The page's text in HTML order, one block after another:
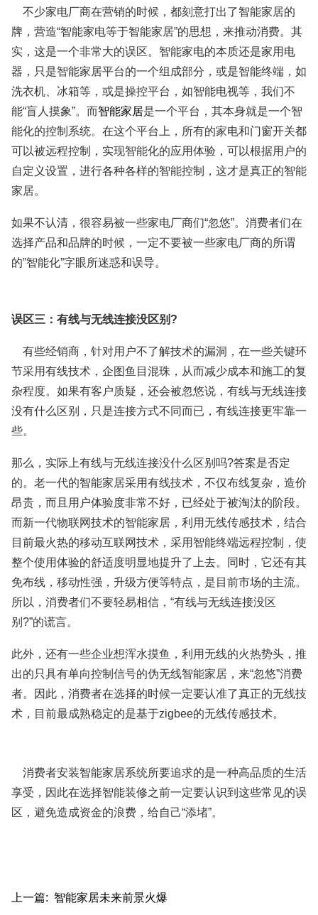
不少家电厂商在营销的时候，都刻意打出了智能家居的
牌，营造“智能家电等于智能家居”的思想，来推动消费。其
实，这是一个非常大的误区。智能家电的本质还是家用电
器，只是智能家居平台的一个组成部分，或是智能终端，如
洗衣机、冰箱等，或是操控平台，如智能电视等，我们不
能“盲人摸象”。而智能家居是一个平台，其本身就是一个智
能化的控制系统。在这个平台上，所有的家电和门窗开关都
可以被远程控制，实现智能化的应用体验，可以根据用户的
自定义设置，进行各种各样的智能控制，这才是真正的智能
家居。
如果不认清，很容易被一些家电厂商们“忽悠”。消费者们在
选择产品和品牌的时候，一定不要被一些家电厂商的所谓
的”智能化”字眼所迷惑和误导。
误区三：有线与无线连接没区别?
有些经销商，针对用户不了解技术的漏洞，在一些关键环
节采用有线技术，企图鱼目混珠，从而减少成本和施工的复
杂程度。如果有客户质疑，还会被忽悠说，有线与无线连接
没有什么区别，只是连接方式不同而已，有线连接更牢靠一
些。
那么，实际上有线与无线连接没什么区别吗?答案是否定
的。老一代的智能家居采用有线技术，不仅布线复杂，造价
昂贵，而且用户体验度非常不好，已经处于被淘汰的阶段。
而新一代物联网技术的智能家居，利用无线传感技术，结合
目前最火热的移动互联网技术，采用智能终端远程控制，使
整个使用体验的舒适度明显地提升了上去。同时，它还有其
免布线，移动性强，升级方便等特点，是目前市场的主流。
所以，消费者们不要轻易相信，“有线与无线连接没区
别?”的谎言。
此外，还有一些企业想浑水摸鱼，利用无线的火热势头，推
出的只具有单向控制信号的伪无线智能家居，来“忽悠”消费
者。因此，消费者在选择的时候一定要认准了真正的无线技
术，目前最成熟稳定的是基于zigbee的无线传感技术。
消费者安装智能家居系统所要追求的是一种高品质的生活
享受，因此在选择智能装修之前一定要认识到这些常见的误
区，避免造成资金的浪费，给自己“添堵”。
上一篇: 智能家居未来前景火爆